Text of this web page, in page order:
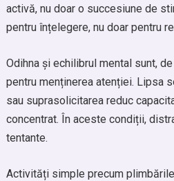
activă, nu doar o succesiune de
pentru înțelegere, nu doar pentru
Odihna și echilibrul mental sunt,
pentru menținerea atenției. Lipsa
sau suprasolicitarea reduc
concentrat. În aceste condiții,
tentante.
Activități simple precum